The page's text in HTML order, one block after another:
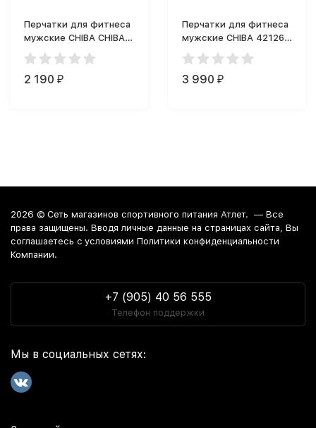
Перчатки для фитнеса
мужские CHIBA CHIBA
40416 Fit (Чёрный)
2 190 ₽
Перчатки для фитнеса
мужские CHIBA 42126
(черные)
3 990 ₽
2026 © Сеть магазинов спортивного питания Атлет. — Все
права защищены. Вводя личные данные на страницах сайта, Вы
соглашаетесь c условиями Политики конфиденциальности
Компании.
+7 (905) 40 56 555
Телефон поддержки
Мы в социальных сетях: